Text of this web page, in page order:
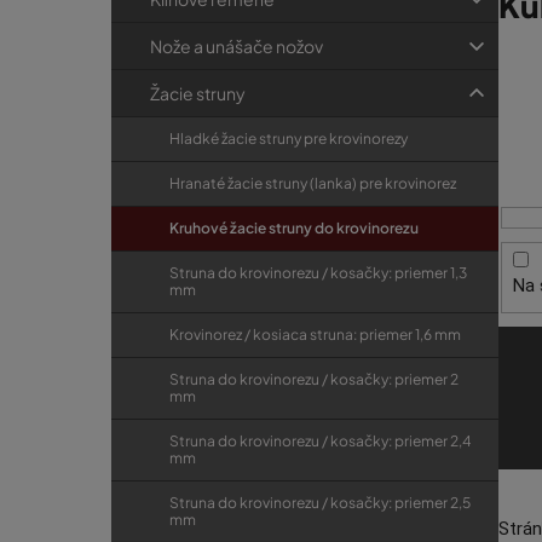
Nože a unášače nožov
Žacie struny
Hladké žacie struny pre krovinorezy
Hranaté žacie struny (lanka) pre krovinorez
Kruhové žacie struny do krovinorezu
Struna do krovinorezu / kosačky: priemer 1,3
mm
Krovinorez / kosiaca struna: priemer 1,6 mm
Struna do krovinorezu / kosačky: priemer 2
mm
Struna do krovinorezu / kosačky: priemer 2,4
mm
Struna do krovinorezu / kosačky: priemer 2,5
mm
Na
s
p
r
o
d
o